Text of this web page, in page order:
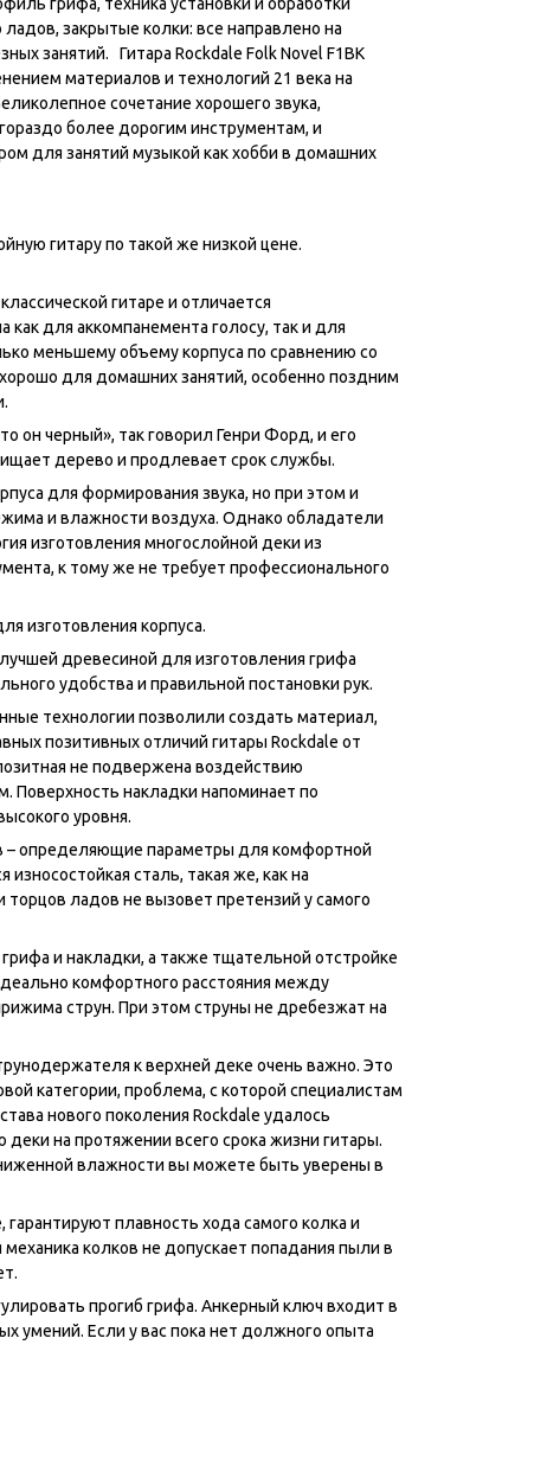
грифа, техника установки и обработки
закрытые колки: все направлено на
занятий. Гитара Rockdale Folk Novel F1BK
материалов и технологий 21 века на
сочетание хорошего звука,
более дорогим инструментам, и
для занятий музыкой как хобби в домашних
гитару по такой же низкой цене.
гитаре и отличается
для аккомпанемента голосу, так и для
меньшему объему корпуса по сравнению со
для домашних занятий, особенно поздним
он черный», так говорил Генри Форд, и его
дерево и продлевает срок службы.
для формирования звука, но при этом и
и влажности воздуха. Однако обладатели
изготовления многослойной деки из
к тому же не требует профессионального
изготовления корпуса.
древесиной для изготовления грифа
удобства и правильной постановки рук.
технологии позволили создать материал,
позитивных отличий гитары Rockdale от
не подвержена воздействию
Поверхность накладки напоминает по
уровня.
– определяющие параметры для комфортной
сталь, такая же, как на
торцов ладов не вызовет претензий у самого
грифа и накладки, а также тщательной отстройке
комфортного расстояния между
струн. При этом струны не дребезжат на
к верхней деке очень важно. Это
категории, проблема, с которой специалистам
нового поколения Rockdale удалось
на протяжении всего срока жизни гитары.
влажности вы можете быть уверены в
плавность хода самого колка и
колков не допускает попадания пыли в
прогиб грифа. Анкерный ключ входит в
умений. Если у вас пока нет должного опыта